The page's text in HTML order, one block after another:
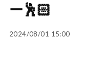
ー🕺🏻
2024/08/01 15:00